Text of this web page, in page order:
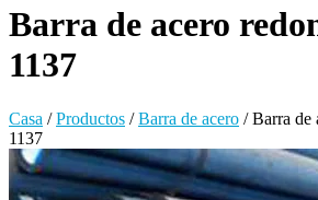
Barra de acero
1137
Casa /Productos /Barra de acero /Barra de
1137